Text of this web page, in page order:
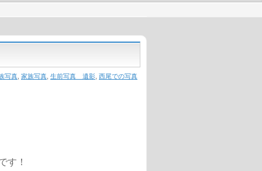
写真 家族写真 生前写真 遺影 西尾での写真
す！